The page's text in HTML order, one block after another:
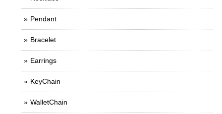
Pendant
Bracelet
Earrings
KeyChain
WalletChain